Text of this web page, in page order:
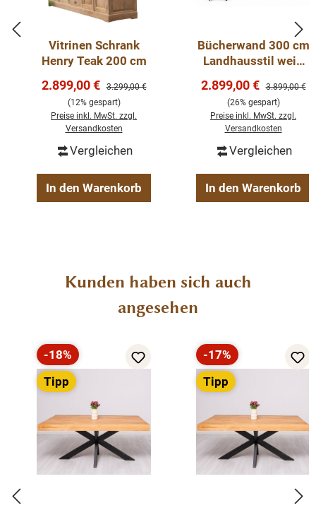
lassen, sondern auch Sie durch seine Langlebigkeit und
den Anblick auf Dauer erfreuen.
Teakholz (recycelt)
oberer Teil
160 cm hoch
unterer Teil
70 cm hoch
Vitrinen Schrank
Henry Teak 200 cm
Verkaufspreis:
2.899,00 € Regulärer Preis:
3.299,00 €
(12% gespart)
Preise inkl. MwSt. zzgl.
Versandkosten
Vergleichen
In den Warenkorb
Bücherwand 300 cm
Landhausstil weiß
Bibliothek Oxford
Verkaufspreis:
2.899,00 € Regulärer
3.899,00 €
(26% gespart)
Preise inkl. MwSt. zzgl.
Versandkosten
Vergleichen
In den Warenkorb
Produktgalerie überspringen
Kunden haben sich auch
angesehen
Rabatt
-18%
Tipp
Rabatt
-17%
Tipp